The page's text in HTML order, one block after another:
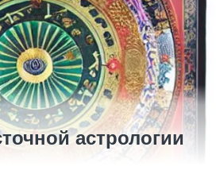
астрологии